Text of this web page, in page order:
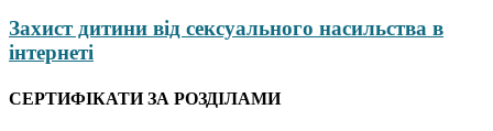
Захист дитини від сексуального насильства в
інтернеті
СЕРТИФІКАТИ ЗА РОЗДІЛАМИ